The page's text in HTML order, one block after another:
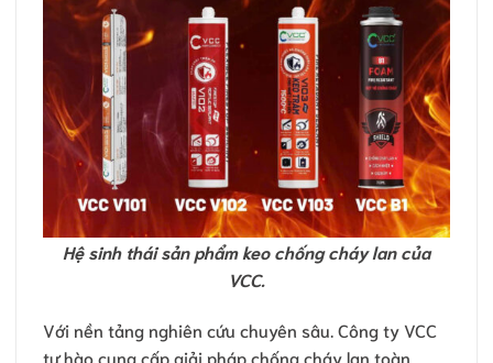
Hệ sinh thái sản phẩm keo chống cháy lan của
VCC.
Với nền tảng nghiên cứu chuyên sâu. Công ty VCC
tự hào cung cấp giải pháp chống cháy lan toàn